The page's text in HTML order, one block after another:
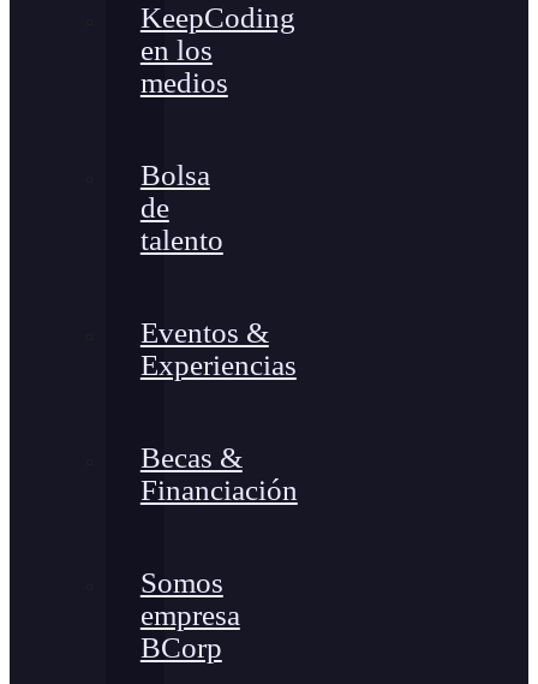
KeepCoding
en los
medios
Bolsa
de
talento
Eventos &
Experiencias
Becas &
Financiación
Somos
empresa
BCorp